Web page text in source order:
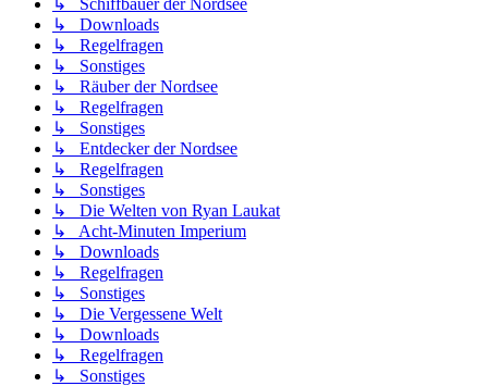
↳ Schiffbauer der Nordsee
↳ Downloads
↳ Regelfragen
↳ Sonstiges
↳ Räuber der Nordsee
↳ Regelfragen
↳ Sonstiges
↳ Entdecker der Nordsee
↳ Regelfragen
↳ Sonstiges
↳ Die Welten von Ryan Laukat
↳ Acht-Minuten Imperium
↳ Downloads
↳ Regelfragen
↳ Sonstiges
↳ Die Vergessene Welt
↳ Downloads
↳ Regelfragen
↳ Sonstiges